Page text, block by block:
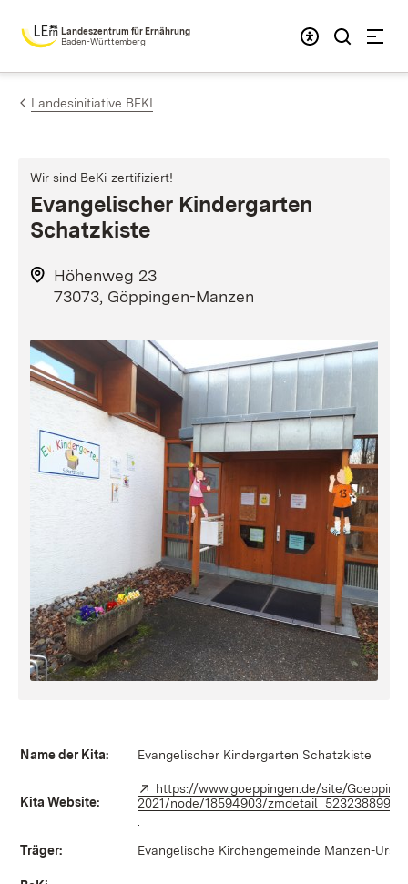
Zum Inhalt springen
Landeszentrum für Ernährung
Baden-Württemberg
Landesinitiative BEKI
Wir sind BeKi-zertifiziert!
Evangelischer Kindergarten
Schatzkiste
Höhenweg 23
73073, Göppingen-Manzen
Name der Kita: Evangelischer Kindergarten Schatzkiste
Kita Website:
Extern:
https://www.goeppingen.de/site/
2021/node/18594903/
Träger: Evangelische Kirchengemeinde Manzen-